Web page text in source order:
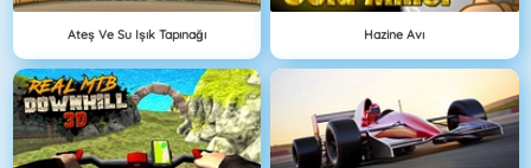
Ateş Ve Su Işık Tapınağı Hazine Avı